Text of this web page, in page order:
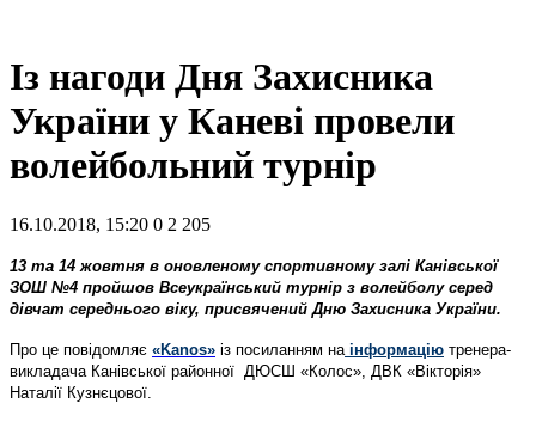
Із нагоди Дня Захисника
України у Каневі провели
волейбольний турнір
16.10.2018, 15:20 0 2 205
13 та 14 жовтня в оновленому спортивному залі Канівської
ЗОШ №4 пройшов Всеукраїнський турнір з волейболу серед
дівчат середнього віку, присвячений Дню Захисника України.
Про це повідомляє «Kanos» із посиланням на інформацію тренера-
викладача Канівської районної ДЮСШ «Колос», ДВК «Вікторія»
Наталії Кузнєцової.